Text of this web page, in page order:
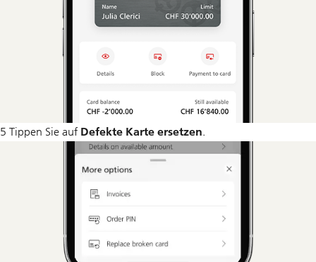
5 Tippen Sie auf Defekte Karte ersetzen.